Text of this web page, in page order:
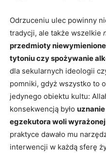
Odrzuceniu ulec powinny
tradycji, ale także wszelkie
przedmioty niewymienione
tytoniu czy spożywanie
dla sekularnych ideologii
pomniki, gdyż wszystko to
jedynego obiektu kultu:
konsekwencją było
egzekutora woli wyrażonej
praktyce dawało mu
interwencji w każdą sferę